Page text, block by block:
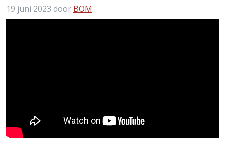
19 juni 2023 door BOM